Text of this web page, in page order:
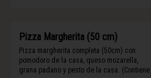
Pizza Margherita (50 cm)
Pizza margherita completa (50cm) con
pomodoro de la casa, queso mozarella,
grana padano y pesto de la casa. (Contiene